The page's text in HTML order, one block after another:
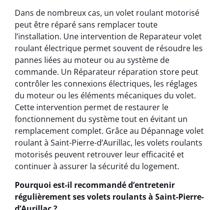
Dans de nombreux cas, un volet roulant motorisé
peut être réparé sans remplacer toute
l’installation. Une intervention de Reparateur volet
roulant électrique permet souvent de résoudre les
pannes liées au moteur ou au système de
commande. Un Réparateur réparation store peut
contrôler les connexions électriques, les réglages
du moteur ou les éléments mécaniques du volet.
Cette intervention permet de restaurer le
fonctionnement du système tout en évitant un
remplacement complet. Grâce au Dépannage volet
roulant à Saint-Pierre-d’Aurillac, les volets roulants
motorisés peuvent retrouver leur efficacité et
continuer à assurer la sécurité du logement.
Pourquoi est-il recommandé d’entretenir
régulièrement ses volets roulants à Saint-Pierre-